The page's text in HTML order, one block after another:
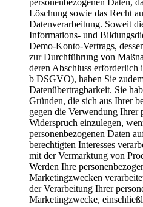
personenbezogenen Daten,
Löschung sowie das Recht
Datenverarbeitung. Soweit
Informations- und
Demo-Konto-Vertrags,
zur Durchführung von
deren Abschluss
b DSGVO), haben Sie
Datenübertragbarkeit. Sie
Gründen, die sich aus Ihrer
gegen die Verwendung Ihrer
Widerspruch einzulegen,
personenbezogenen Daten
berechtigten Interesses
mit der Vermarktung von
Werden Ihre
Marketingzwecken
der Verarbeitung Ihrer
Marketingzwecke,